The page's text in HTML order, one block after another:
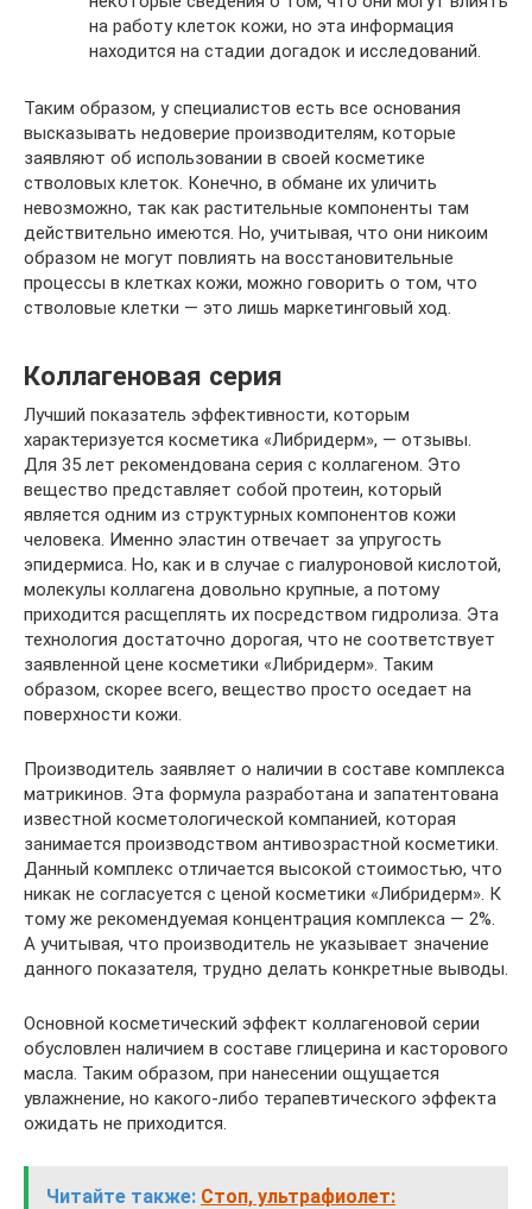
на работу клеток кожи, но эта информация
находится на стадии догадок и исследований.
Таким образом, у специалистов есть все основания
высказывать недоверие производителям, которые
заявляют об использовании в своей косметике
стволовых клеток. Конечно, в обмане их уличить
невозможно, так как растительные компоненты там
действительно имеются. Но, учитывая, что они никоим
образом не могут повлиять на восстановительные
процессы в клетках кожи, можно говорить о том, что
стволовые клетки — это лишь маркетинговый ход.
Коллагеновая серия
Лучший показатель эффективности, которым
характеризуется косметика «Либридерм», — отзывы.
Для 35 лет рекомендована серия с коллагеном. Это
вещество представляет собой протеин, который
является одним из структурных компонентов кожи
человека. Именно эластин отвечает за упругость
эпидермиса. Но, как и в случае с гиалуроновой кислотой,
молекулы коллагена довольно крупные, а потому
приходится расщеплять их посредством гидролиза. Эта
технология достаточно дорогая, что не соответствует
заявленной цене косметики «Либридерм». Таким
образом, скорее всего, вещество просто оседает на
поверхности кожи.
Производитель заявляет о наличии в составе комплекса
матрикинов. Эта формула разработана и запатентована
известной косметологической компанией, которая
занимается производством антивозрастной косметики.
Данный комплекс отличается высокой стоимостью, что
никак не согласуется с ценой косметики «Либридерм». К
тому же рекомендуемая концентрация комплекса — 2%.
А учитывая, что производитель не указывает значение
данного показателя, трудно делать конкретные выводы.
Основной косметический эффект коллагеновой серии
обусловлен наличием в составе глицерина и касторового
масла. Таким образом, при нанесении ощущается
увлажнение, но какого-либо терапевтического эффекта
ожидать не приходится.
Читайте также: Стоп, ультрафиолет: